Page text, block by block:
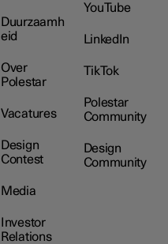
Duurzaamh
eid
Over
Polestar
Vacatures
Design
Contest
Media
Investor
Relations
YouTube
LinkedIn
TikTok
Polestar
Community
Design
Community